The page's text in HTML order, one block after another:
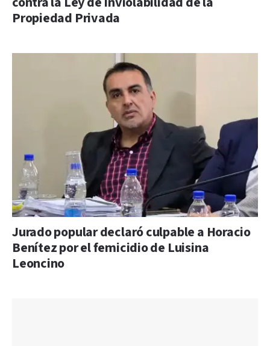
Propiedad Privada
Jurado popular declaró culpable a Horacio
Benítez por el femicidio de Luisina
Leoncino